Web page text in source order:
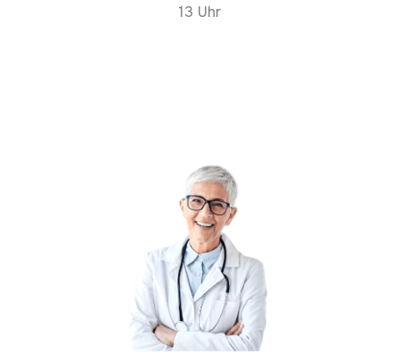
13 Uhr